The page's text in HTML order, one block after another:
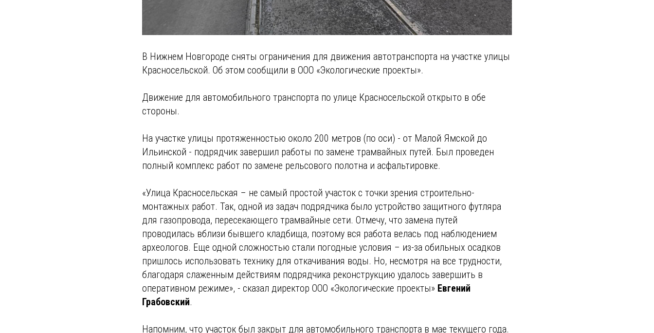
В Нижнем Новгороде сняты ограничения для движения автотранспорта на участке улицы
Красносельской. Об этом сообщили в ООО «Экологические проекты».
Движение для автомобильного транспорта по улице Красносельской открыто в обе
стороны.
На участке улицы протяженностью около 200 метров (по оси) - от Малой Ямской до
Ильинской - подрядчик завершил работы по замене трамвайных путей. Был проведен
полный комплекс работ по замене рельсового полотна и асфальтировке.
«Улица Красносельская – не самый простой участок с точки зрения строительно-
монтажных работ. Так, одной из задач подрядчика было устройство защитного футляра
для газопровода, пересекающего трамвайные сети. Отмечу, что замена путей
проводилась вблизи бывшего кладбища, поэтому вся работа велась под наблюдением
археологов. Еще одной сложностью стали погодные условия – из-за обильных осадков
пришлось использовать технику для откачивания воды. Но, несмотря на все трудности,
благодаря слаженным действиям подрядчика реконструкцию удалось завершить в
оперативном режиме», - сказал директор ООО «Экологические проекты» Евгений
Грабовский.
Напомним, что участок был закрыт для автомобильного транспорта в мае текущего года.